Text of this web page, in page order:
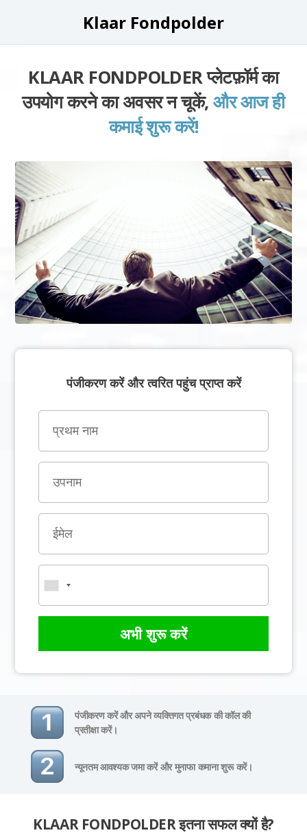
Klaar Fondpolder
KLAAR FONDPOLDER प्लेटफ़ॉर्म का
उपयोग करने का अवसर न चूकें,और आज ही
कमाई शुरू करें!
पंजीकरण करें और त्वरित पहुंच प्राप्त करें
अभी शुरू करें
पंजीकरण करें और अपने व्यक्तिगत प्रबंधक की कॉल की
प्रतीक्षा करें।
न्यूनतम आवश्यक जमा करें और मुनाफा कमाना शुरू करें।
KLAAR FONDPOLDER इतना सफल क्यों है?